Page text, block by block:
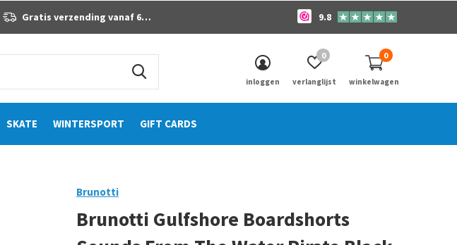
SKATE WINTERSPORT GIFT CARDS
inloggen verlanglijst
0
winkelwagen
0
Gratis verzending vanaf 60 euro 9.8
Brunotti
Brunotti Gulfshore Boardshorts